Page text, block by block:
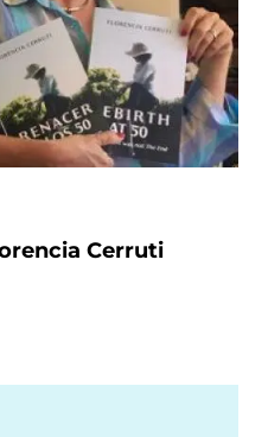
Cerruti